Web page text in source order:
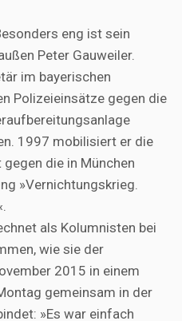
eng ist sein
Peter Gauweiler.
im bayerischen
Polizeieinsätze gegen die
1997 mobilisiert er die
die in München
»Vernichtungskrieg.
als Kolumnisten bei
wie sie der
2015 in einem
gemeinsam in der
»Es war einfach